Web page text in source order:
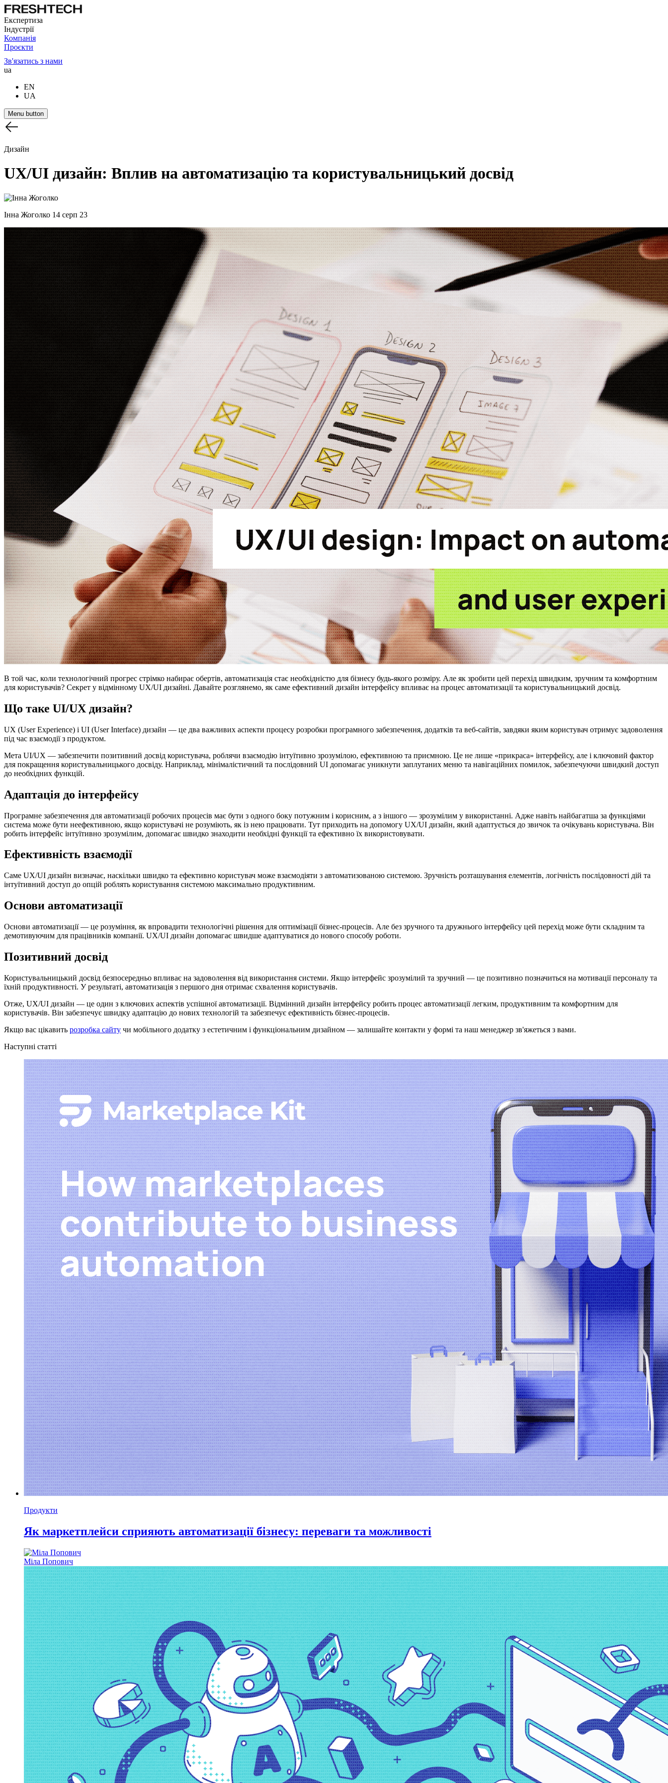
Експертиза
Індустрії
Компанія
Проєкти
Зв'язатись з нами
ua
EN
UA
Menu button
Дизайн
UX/UI дизайн: Вплив на автоматизацію та користувальницький досвід
Інна Жоголко 14 серп 23
В той час, коли технологічний прогрес стрімко набирає обертів, автоматизація стає необхідністю для бізнесу будь-якого розміру. Але як зробити цей перехід швидким, зручним та комфортним
для користувачів? Секрет у відмінному UX/UI дизайні. Давайте розглянемо, як саме ефективний дизайн інтерфейсу впливає на процес автоматизації та користувальницький досвід.
Що таке UI/UX дизайн?
UX (User Experience) і UI (User Interface) дизайн — це два важливих аспекти процесу розробки програмного забезпечення, додатків та веб-сайтів, завдяки яким користувач отримує задоволення
під час взаємодії з продуктом.
Мета UI/UX — забезпечити позитивний досвід користувача, роблячи взаємодію інтуїтивно зрозумілою, ефективною та приємною. Це не лише «прикраса» інтерфейсу, але і ключовий фактор
для покращення користувальницького досвіду. Наприклад, мінімалістичний та послідовний UI допомагає уникнути заплутаних меню та навігаційних помилок, забезпечуючи швидкий доступ
до необхідних функцій.
Адаптація до інтерфейсу
Програмне забезпечення для автоматизації робочих процесів має бути з одного боку потужним і корисним, а з іншого — зрозумілим у використанні. Адже навіть найбагатша за функціями
система може бути неефективною, якщо користувачі не розуміють, як із нею працювати. Тут приходить на допомогу UX/UI дизайн, який адаптується до звичок та очікувань користувача. Він
робить інтерфейс інтуїтивно зрозумілим, допомагає швидко знаходити необхідні функції та ефективно їх використовувати.
Ефективність взаємодії
Саме UX/UI дизайн визначає, наскільки швидко та ефективно користувач може взаємодіяти з автоматизованою системою. Зручність розташування елементів, логічність послідовності дій та
інтуїтивний доступ до опцій роблять користування системою максимально продуктивним.
Основи автоматизації
Основи автоматизації — це розуміння, як впровадити технологічні рішення для оптимізації бізнес-процесів. Але без зручного та дружнього інтерфейсу цей перехід може бути складним та
демотивуючим для працівників компанії. UX/UI дизайн допомагає швидше адаптуватися до нового способу роботи.
Позитивний досвід
Користувальницький досвід безпосередньо впливає на задоволення від використання системи. Якщо інтерфейс зрозумілий та зручний — це позитивно позначиться на мотивації персоналу та
їхній продуктивності. У результаті, автоматизація з першого дня отримає схвалення користувачів.
Отже, UX/UI дизайн — це один з ключових аспектів успішної автоматизації. Відмінний дизайн інтерфейсу робить процес автоматизації легким, продуктивним та комфортним для
користувачів. Він забезпечує швидку адаптацію до нових технологій та забезпечує ефективність бізнес-процесів.
Якщо вас цікавить розробка сайту чи мобільного додатку з естетичним і функціональним дизайном — залишайте контакти у формі та наш менеджер зв'яжеться з вами.
Наступні статті
Продукти
Як маркетплейси сприяють автоматизації бізнесу: переваги та можливості
Міла Попович